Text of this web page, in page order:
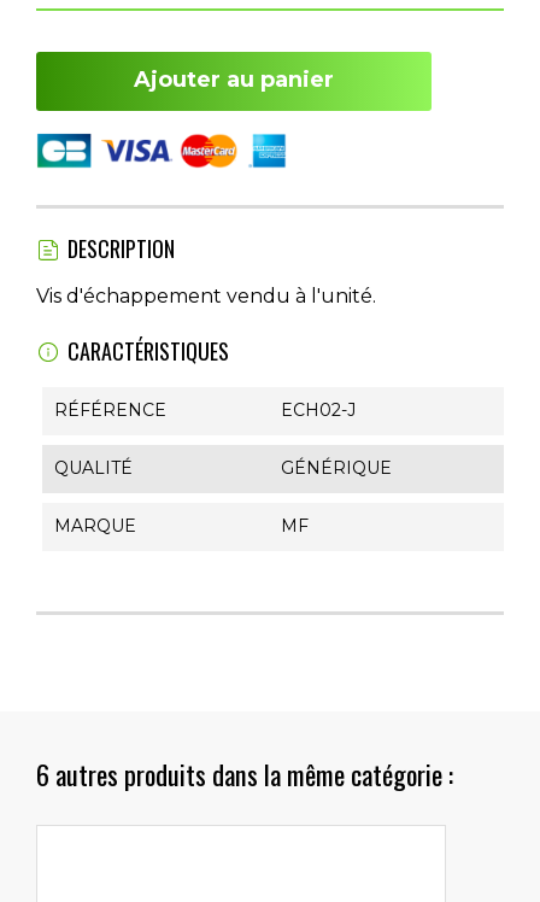
Ajouter au panier
DESCRIPTION
Vis d'échappement vendu à l'unité.
CARACTÉRISTIQUES
RÉFÉRENCE ECH02-J
QUALITÉ GÉNÉRIQUE
MARQUE MF
6 autres produits dans la même catégorie :